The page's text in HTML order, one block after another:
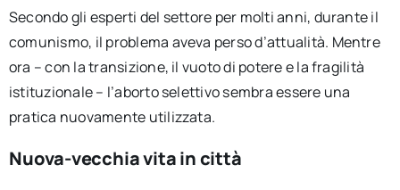
Secondo gli esperti del settore per molti anni, durante il
comunismo, il problema aveva perso d’attualità. Mentre
ora – con la transizione, il vuoto di potere e la fragilità
istituzionale – l’aborto selettivo sembra essere una
pratica nuovamente utilizzata.
Nuova-vecchia vita in città